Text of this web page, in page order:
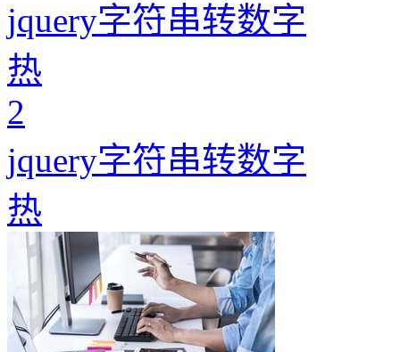
jquery字符串转数字
热
2
jquery字符串转数字
热